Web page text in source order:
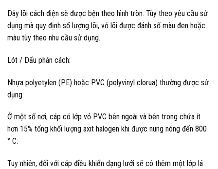
Dây lõi cách điện sẽ được bện theo hình tròn. Tùy theo yêu cầu sử
dụng mà quy định số lượng lõi, vỏ lõi được đánh số màu đen hoặc
màu tùy theo nhu cầu sử dụng.
Lót / Dấu phân cách:
Nhựa polyetylen (PE) hoặc PVC (polyvinyl clorua) thường được sử
dụng.
Ở một số nơi, cáp có lớp vỏ PVC bên ngoài và bên trong chứa ít
hơn 15% tổng khối lượng axit halogen khi được nung nóng đến 800
° C.
Tuy nhiên, đối với cáp điều khiển dạng lưới sẽ có thêm một lớp lá